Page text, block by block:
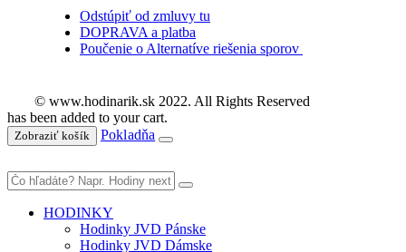
Odstúpiť od zmluvy tu
DOPRAVA a platba
Poučenie o Alternatíve riešenia sporov
© www.hodinarik.sk 2022. All Rights Reserved
has been added to your cart.
Zobraziť košík Pokladňa
HODINKY
Hodinky JVD Pánske
Hodinky JVD Dámske